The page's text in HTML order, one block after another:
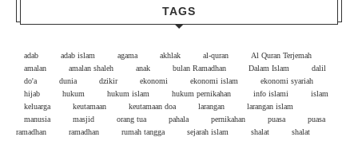
TAGS
adab adab islam agama akhlak al-quran
Al Quran Terjemah
amalan
amalan shaleh anak bulan Ramadhan Dalam Islam
dalil
do'a
dunia dzikir ekonomi ekonomi islam
ekonomi syariah
hijab
hukum hukum islam hukum pernikahan info islami
islam
keluarga
keutamaan keutamaan doa larangan
larangan islam
manusia
masjid orang tua pahala pernikahan puasa
puasa
ramadhan
ramadhan rumah tangga sejarah islam shalat
shalat